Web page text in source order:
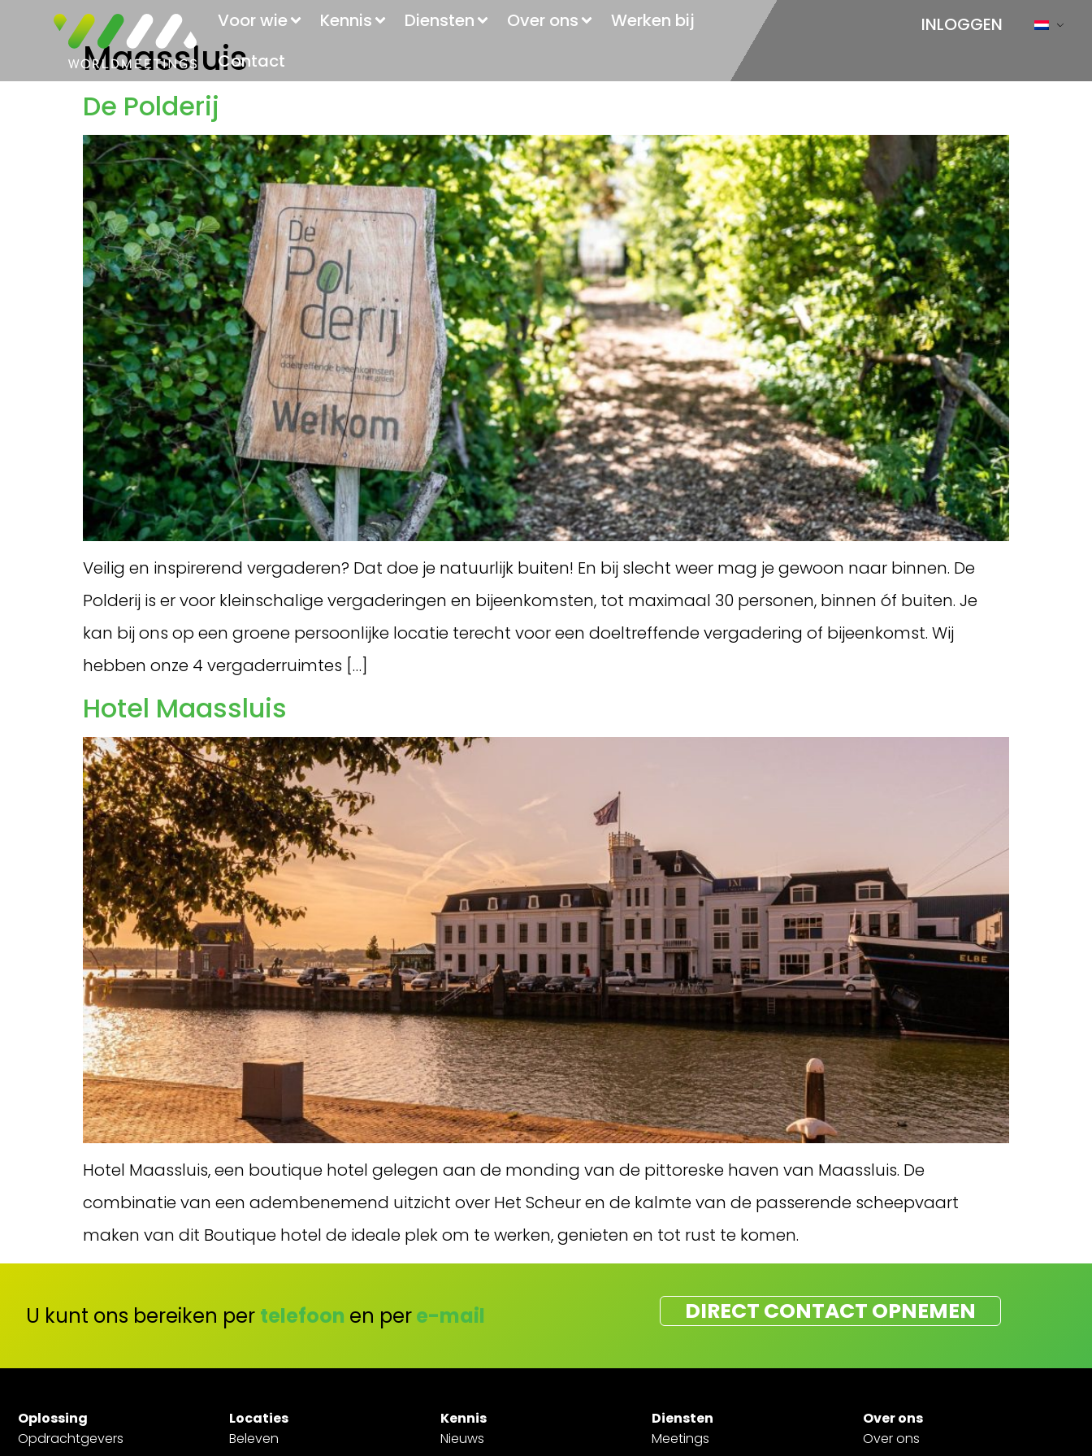
INLOGGEN
Voor wie Kennis Diensten Over ons
Werken bij
Contact
Maassluis
De Polderij
Veilig en inspirerend vergaderen? Dat doe je natuurlijk buiten! En bij slecht weer mag je gewoon naar binnen. De
Polderij is er voor kleinschalige vergaderingen en bijeenkomsten, tot maximaal 30 personen, binnen óf buiten. Je
kan bij ons op een groene persoonlijke locatie terecht voor een doeltreffende vergadering of bijeenkomst. Wij
hebben onze 4 vergaderruimtes […]
Hotel Maassluis
Hotel Maassluis, een boutique hotel gelegen aan de monding van de pittoreske haven van Maassluis. De
combinatie van een adembenemend uitzicht over Het Scheur en de kalmte van de passerende scheepvaart
maken van dit Boutique hotel de ideale plek om te werken, genieten en tot rust te komen.
U kunt ons bereiken per telefoon en pere-mail DIRECT CONTACT OPNEMEN
Oplossing
Opdrachtgevers
Locaties
Beleven
Kennis
Nieuws
Diensten
Meetings
Over ons
Over ons